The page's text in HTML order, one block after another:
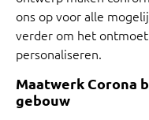
ons op voor alle
verder om het
personaliseren.
Maatwerk Corona
gebouw